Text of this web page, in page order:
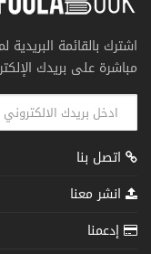
اشترك بالقائمة
مباشرة على بريدك
اتصل بنا
انشر معنا
إدعمنا